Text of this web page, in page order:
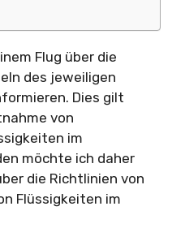
Flug über die
des jeweiligen
Dies gilt
von
im
möchte ich daher
die Richtlinien von
Flüssigkeiten im